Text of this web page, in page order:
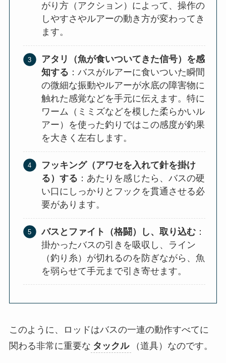
がり方（アクション）によって、操作の
しやすさやルアーの動き方が変わってき
ます。
アタリ（魚が食いついてきた信号）を感
知する ：バスがルアーに食いついた瞬間
の微細な振動やルアーが水底の障害物に
触れた感覚などを手元に伝えます。特に
ワーム（ミミズなどを模した柔らかいル
アー）を使った釣りではこの感度が釣果
を大きく左右します。
フッキング（アワセを入れて針を掛け
る）する ：あたりを感じたら、バスの硬
い口にしっかりとフックを貫通させる必
要があります。
バスとファイト（格闘）し、取り込む：
掛かったバスの引きを吸収し、ライン
（釣り糸）が切れるのを防ぎながら、魚
を弱らせて手元まで引き寄せます。
このように、ロッドはバスの一連の動作すべてに
関わる非常に重要な タックル （道具）なのです。